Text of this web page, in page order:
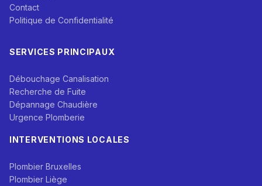
Contact
Politique de Confidentialité
SERVICES PRINCIPAUX
Débouchage Canalisation
Recherche de Fuite
Dépannage Chaudière
Urgence Plomberie
INTERVENTIONS LOCALES
Plombier Bruxelles
Plombier Liège